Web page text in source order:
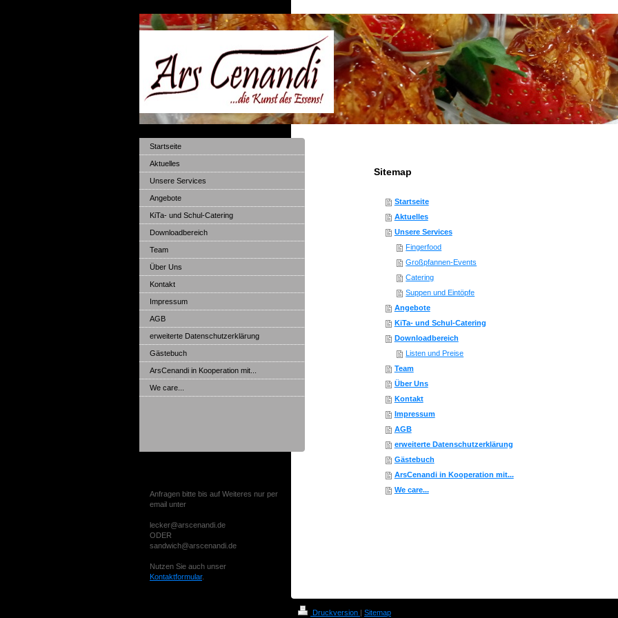
Sitemap
Startseite
Aktuelles
Unsere Services
Fingerfood
Großpfannen-Events
Catering
Suppen und Eintöpfe
Angebote
KiTa- und Schul-Catering
Downloadbereich
Listen und Preise
Team
Über Uns
Kontakt
Impressum
AGB
erweiterte Datenschutzerklärung
Gästebuch
ArsCenandi in Kooperation mit...
We care...
Startseite
Aktuelles
Unsere Services
Angebote
KiTa- und Schul-Catering
Downloadbereich
Team
Über Uns
Kontakt
Impressum
AGB
erweiterte Datenschutzerklärung
Gästebuch
ArsCenandi in Kooperation mit...
We care...
Anfragen bitte bis auf Weiteres nur per
email unter
lecker@arscenandi.de
ODER
sandwich@arscenandi.de
Nutzen Sie auch unser
Kontaktformular.
Druckversion | Sitemap